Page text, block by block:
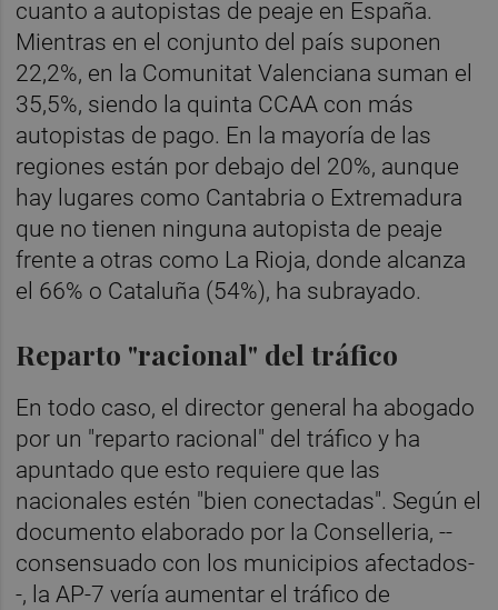
cuanto a autopistas de peaje en España.
Mientras en el conjunto del país suponen
22,2%, en la Comunitat Valenciana suman el
35,5%, siendo la quinta CCAA con más
autopistas de pago. En la mayoría de las
regiones están por debajo del 20%, aunque
hay lugares como Cantabria o Extremadura
que no tienen ninguna autopista de peaje
frente a otras como La Rioja, donde alcanza
el 66% o Cataluña (54%), ha subrayado.
Reparto "racional" del tráfico
En todo caso, el director general ha abogado
por un "reparto racional" del tráfico y ha
apuntado que esto requiere que las
nacionales estén "bien conectadas". Según el
documento elaborado por la Conselleria, --
consensuado con los municipios afectados-
-, la AP-7 vería aumentar el tráfico de